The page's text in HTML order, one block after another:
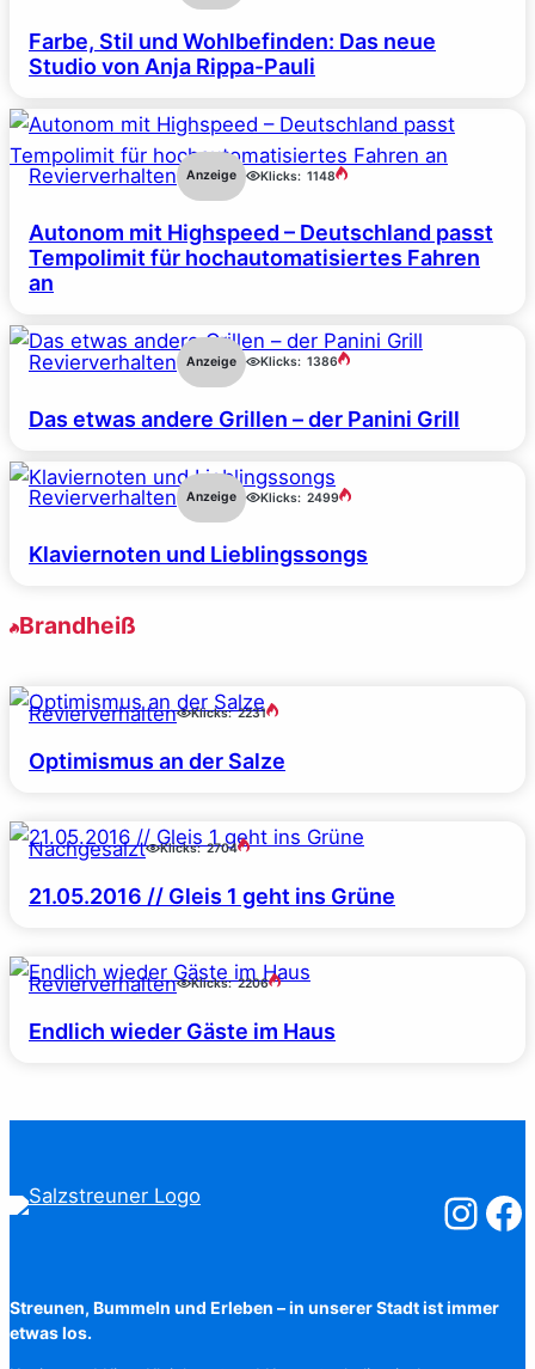
Farbe, Stil und Wohlbefinden: Das neue
Studio von Anja Rippa-Pauli
Revierverhalten Anzeige Klicks: 1148
Autonom mit Highspeed – Deutschland passt
Tempolimit für hochautomatisiertes Fahren
an
Revierverhalten Anzeige Klicks: 1386
Das etwas andere Grillen – der Panini Grill
Revierverhalten Anzeige Klicks: 2499
Klaviernoten und Lieblingssongs
Brandheiß
Revierverhalten Klicks: 2231
Optimismus an der Salze
Nachgesalzt Klicks: 2704
21.05.2016 // Gleis 1 geht ins Grüne
Revierverhalten Klicks: 2206
Endlich wieder Gäste im Haus
Streunen, Bummeln und Erleben – in unserer Stadt ist immer
etwas los.